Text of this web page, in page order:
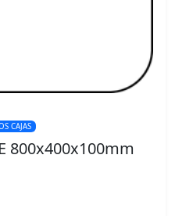
CAJAS
800x400x100mm